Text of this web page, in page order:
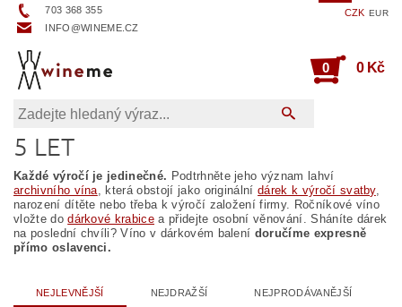
703 368 355
INFO@WINEME.CZ
CZK EUR
0 0 Kč
5 LET
Každé výročí je jedinečné. Podtrhněte jeho význam lahví
archivního vína, která obstojí jako originálnídárek k výročí svatby,
narození dítěte nebo třeba k výročí založení firmy. Ročníkové víno
vložte dodárkové krabice a přidejte osobní věnování. Sháníte dárek
na poslední chvíli? Víno v dárkovém balení doručíme expresně
přímo oslavenci.
NEJLEVNĚJŠÍ NEJDRAŽŠÍ NEJPRODÁVANĚJŠÍ